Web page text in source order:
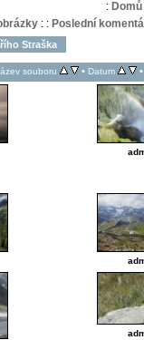
: Domů
: : Poslední
Straška
souboru • Datum